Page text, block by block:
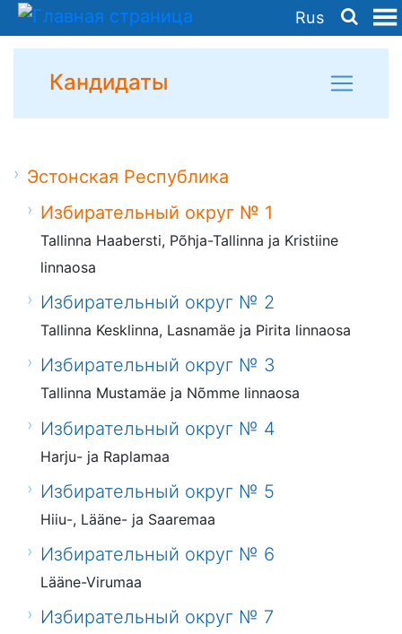
Rus
Кандидаты
Эстонская Республика
Избирательный округ № 1
Tallinna Haabersti, Põhja-Tallinna ja Kristiine
linnaosa
Избирательный округ № 2
Tallinna Kesklinna, Lasnamäe ja Pirita linnaosa
Избирательный округ № 3
Tallinna Mustamäe ja Nõmme linnaosa
Избирательный округ № 4
Harju- ja Raplamaa
Избирательный округ № 5
Hiiu-, Lääne- ja Saaremaa
Избирательный округ № 6
Lääne-Virumaa
Избирательный округ № 7